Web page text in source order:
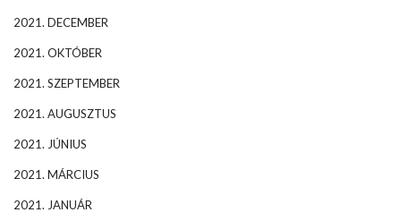
2021. DECEMBER
2021. OKTÓBER
2021. SZEPTEMBER
2021. AUGUSZTUS
2021. JÚNIUS
2021. MÁRCIUS
2021. JANUÁR